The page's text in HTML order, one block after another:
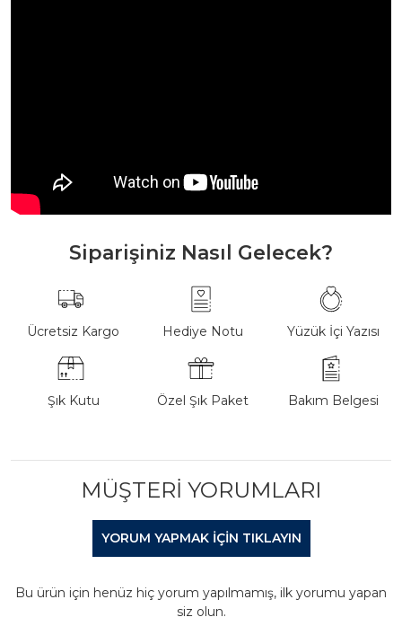
Siparişiniz Nasıl Gelecek?
Ücretsiz Kargo Hediye Notu Yüzük İçi Yazısı
Şık Kutu Özel Şık Paket Bakım Belgesi
MÜŞTERI YORUMLARI
YORUM YAPMAK IÇIN TIKLAYIN
Bu ürün için henüz hiç yorum yapılmamış, ilk yorumu yapan
siz olun.